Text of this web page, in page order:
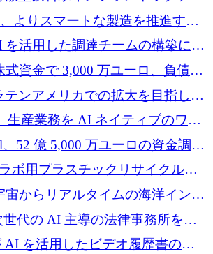
ームを拡張するために 242 万ユ
よりスマートな製造を推進する
ズ A で 1,630 万ユーロを確保
を活用した調達チームの構築に
を確保
式資金で 3,000 万ユーロ、負債で
ロを調達
ンアメリカでの拡大を目指して
生産業務を AI ネイティブのワー
変えるために 260 万ドルを確保
、52 億 5,000 万ユーロの資金調達
ライズ ソフトウェアの開発を倍
ボ用プラスチックリサイクルシ
化し、焼却廃棄物を削減するた
ドを確保
宙からリアルタイムの海洋インテ
拡張するために 1,100 万ドルを
世代の AI 主導の法律事務所を強
1,300 万ユーロを調達
AI を活用したビデオ履歴書のた